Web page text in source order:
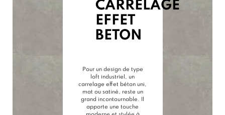
CARRELAGE
EFFET
BETON
Pour un design de type
loft industriel, un
carrelage effet béton uni,
mat ou satiné, reste un
grand incontournable. Il
apporte une touche